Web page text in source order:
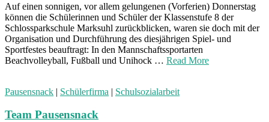
Auf einen sonnigen, vor allem gelungenen (Vorferien) Donnerstag
können die Schülerinnen und Schüler der Klassenstufe 8 der
Schlossparkschule Marksuhl zurückblicken, waren sie doch mit der
Organisation und Durchführung des diesjährigen Spiel- und
Sportfestes beauftragt: In den Mannschaftssportarten
Beachvolleyball, Fußball und Unihock … Read More
Pausensnack | Schülerfirma | Schulsozialarbeit
Team Pausensnack